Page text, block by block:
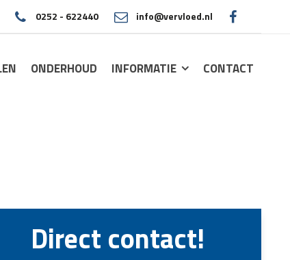
0252 - 622440 info@vervloed.nl
ONDERHOUD INFORMATIE CONTACT
Direct contact!